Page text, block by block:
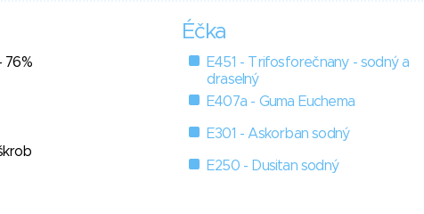
76%
Éčka
E451 - Trifosforečnany - sodný a
draselný
E407a - Guma Euchema
E301 - Askorban sodný
E250 - Dusitan sodný